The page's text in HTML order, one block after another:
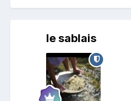
le sablais